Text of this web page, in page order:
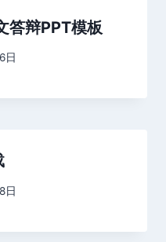
答辩PPT模板
日
日